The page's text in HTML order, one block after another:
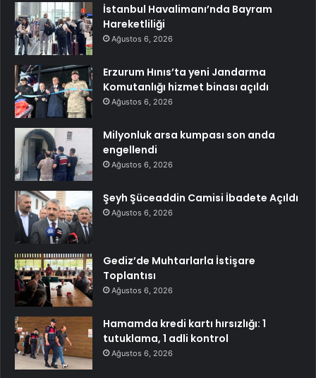
İstanbul Havalimanı’nda Bayram
Hareketliliği
Ağustos 6, 2026
Erzurum Hınıs’ta yeni Jandarma
Komutanlığı hizmet binası açıldı
Ağustos 6, 2026
Milyonluk arsa kumpası son anda
engellendi
Ağustos 6, 2026
Şeyh Şüceaddin Camisi İbadete Açıldı
Ağustos 6, 2026
Gediz’de Muhtarlarla İstişare
Toplantısı
Ağustos 6, 2026
Hamamda kredi kartı hırsızlığı: 1
tutuklama, 1 adli kontrol
Ağustos 6, 2026